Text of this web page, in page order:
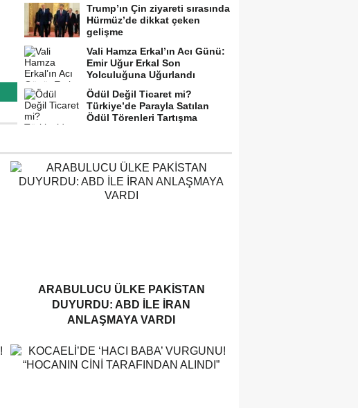
Trump’ın Çin ziyareti sırasında
Hürmüz’de dikkat çeken
gelişme
Vali Hamza Erkal’ın Acı Günü:
Emir Uğur Erkal Son
Yolculuğuna Uğurlandı
Ödül Değil Ticaret mi?
Türkiye’de Parayla Satılan
Ödül Törenleri Tartışma
ARABULUCU ÜLKE PAKISTAN
DUYURDU: ABD ILE İRAN
ANLAŞMAYA VARDI